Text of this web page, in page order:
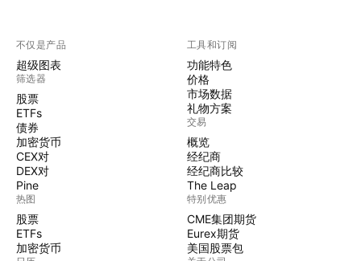
不仅是产品
超级图表
筛选器
股票
ETFs
债券
加密货币
CEX对
DEX对
Pine
热图
股票
ETFs
加密货币
工具和订阅
功能特色
价格
市场数据
礼物方案
交易
概览
经纪商
经纪商比较
The Leap
特别优惠
CME集团期货
Eurex期货
美国股票包